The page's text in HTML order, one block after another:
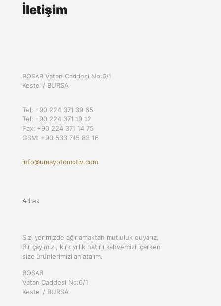
İletişim
BOSAB Vatan Caddesi No:6/1
Kestel / BURSA
Tel: +90 224 371 39 65
Tel: +90 224 371 19 12
Fax: +90 224 371 14 75
GSM: +90 533 745 83 16
info@umayotomotiv.com
Adres
Sizi yerimizde ağırlamaktan mutluluk duyarız.
Bir çayımızı, kırk yıllık hatırlı kahvemizi içerken
size ürünlerimizi anlatalım.
BOSAB
Vatan Caddesi No:6/1
Kestel / BURSA